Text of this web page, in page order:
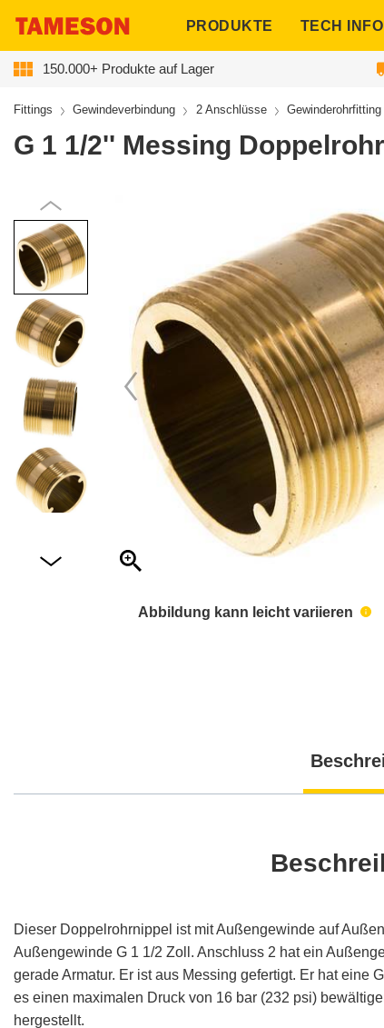
PRODUKTE TECH INFO
150.000+ Produkte auf Lager
Fittings Gewindeverbindung 2 Anschlüsse Gewinderohrfitting
G 1 1/2'' Messing
Abbildung kann leicht variieren
Dieser Doppelrohrnippel ist mit Außengewinde auf
Außengewinde G 1 1/2 Zoll. Anschluss 2 hat ein
gerade Armatur. Er ist aus Messing gefertigt. Er hat eine
es einen maximalen Druck von 16 bar (232 psi)
hergestellt.